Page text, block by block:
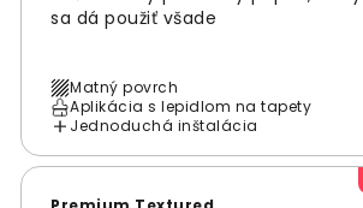
sa dá použiť všade
Matný povrch
Aplikácia s lepidlom na tapety
Jednoduchá inštalácia